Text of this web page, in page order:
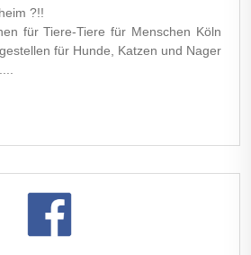
?!!
für Tiere-Tiere für Menschen Köln
für Hunde, Katzen und Nager